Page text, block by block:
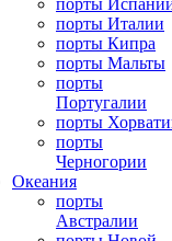
порты
порты Италии
порты Кипра
порты Мальты
порты
Португалии
порты
порты
Черногории
Океания
порты
Австралии